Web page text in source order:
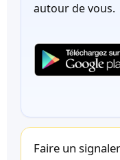
autour de vous.
Faire un